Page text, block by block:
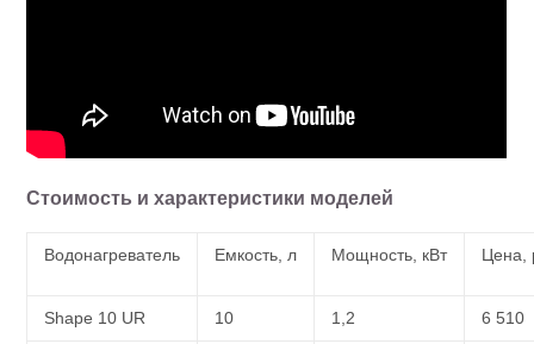
Стоимость и характеристики моделей
Водонагреватель Емкость, л Мощность, кВт Цена,
Shape 10 UR 10 1,2 6 510